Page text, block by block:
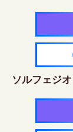
ソルフェジ